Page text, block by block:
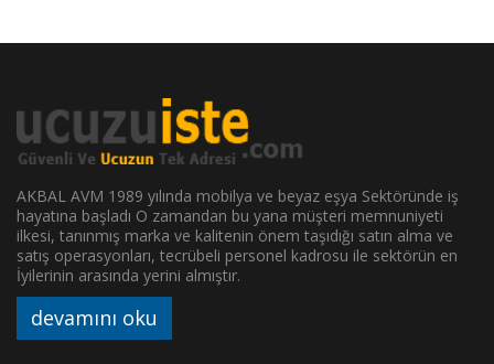
AKBAL AVM 1989 yılında mobilya ve beyaz eşya Sektöründe iş
hayatına başladı O zamandan bu yana müşteri memnuniyeti
ilkesi, tanınmış marka ve kalitenin önem taşıdığı satın alma ve
satış operasyonları, tecrübeli personel kadrosu ile sektörün en
İyilerinin arasında yerini almıştır.
devamını oku